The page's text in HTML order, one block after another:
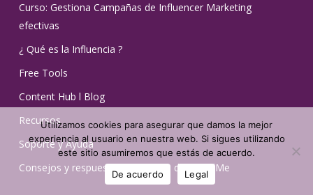
Curso: Gestiona Campañas de Influencer Marketing
efectivas
¿ Qué es la Influencia ?
Free Tools
Content Hub l Blog
Recursos
Soporte y Ayuda
Consejos y respuestas del Equipo de BrandMe
Utilizamos cookies para asegurar que damos la mejor
experiencia al usuario en nuestra web. Si sigues utilizando
este sitio asumiremos que estás de acuerdo.
De acuerdo
Legal